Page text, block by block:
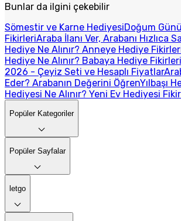
Bunlar da ilgini çekebilir
Sömestir ve Karne HediyesiDoğum
FikirleriAraba İlanı Ver, Arabanı Hızlıca
Hediye Ne Alınır? Anneye Hediye
Hediye Ne Alınır? Babaya Hediye Fikirleri
2026 - Çeyiz Seti ve Hesaplı Fiyatlar
Eder? Arabanın Değerini ÖğrenYılbaşı
Hediyesi Ne Alınır? Yeni Ev Hediyesi
Popüler Kategoriler
Popüler Sayfalar
letgo